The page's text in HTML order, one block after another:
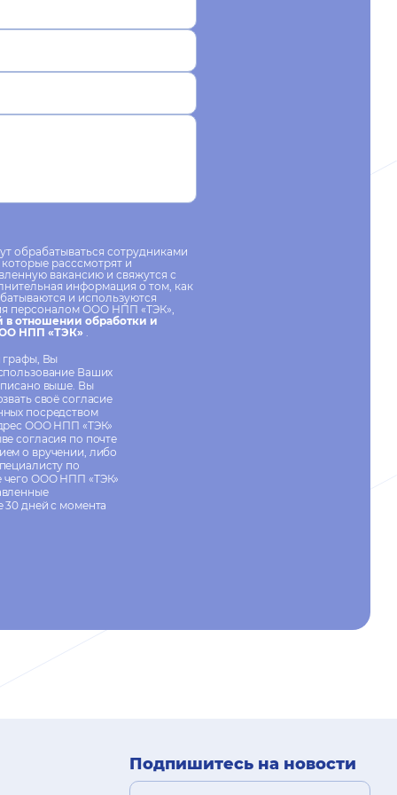
обрабатываться сотрудниками
расссмотрят и
вакансию и свяжутся с
информация о том, как
и используются
персоналом ООО НПП «ТЭК»,
в отношении обработки и
НПП «ТЭК» .
графы, Вы
Ваших
выше. Вы
своё согласие
посредством
ООО НПП «ТЭК»
согласия по почте
о вручении, либо
по
чего ООО НПП «ТЭК»
30 дней с момента
Подпишитесь на новости